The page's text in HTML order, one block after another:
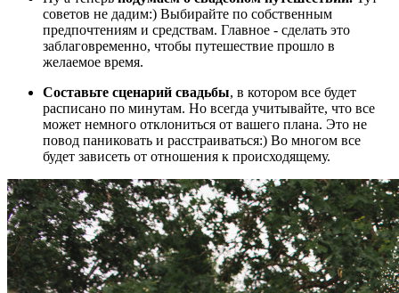
советов не дадим:) Выбирайте по собственным
предпочтениям и средствам. Главное - сделать это
заблаговременно, чтобы путешествие прошло в
желаемое время.
Составьте сценарий свадьбы, в котором все будет
расписано по минутам. Но всегда учитывайте, что все
может немного отклониться от вашего плана. Это не
повод паниковать и расстраиваться:) Во многом все
будет зависеть от отношения к происходящему.